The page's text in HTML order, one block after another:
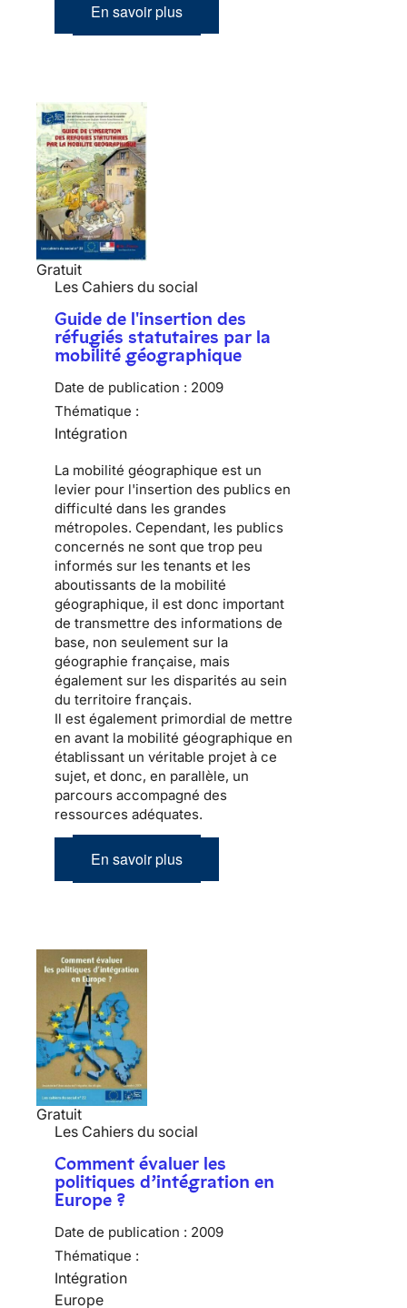
En savoir plus
Gratuit
Les Cahiers du social
Guide de l'insertion des
réfugiés statutaires par la
mobilité géographique
Date de publication : 2009
Thématique :
Intégration
La mobilité géographique est un
levier pour l'insertion des publics en
difficulté dans les grandes
métropoles. Cependant, les publics
concernés ne sont que trop peu
informés sur les tenants et les
aboutissants de la mobilité
géographique, il est donc important
de transmettre des informations de
base, non seulement sur la
géographie française, mais
également sur les disparités au sein
du territoire français.
Il est également primordial de mettre
en avant la mobilité géographique en
établissant un véritable projet à ce
sujet, et donc, en parallèle, un
parcours accompagné des
ressources adéquates.
En savoir plus
Gratuit
Les Cahiers du social
Comment évaluer les
politiques d’intégration en
Europe ?
Date de publication : 2009
Thématique :
Intégration
Europe